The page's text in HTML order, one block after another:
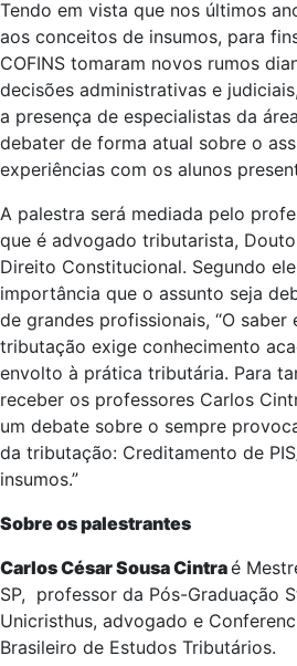
Tendo em vista que nos últimos
aos conceitos de insumos, para
COFINS tomaram novos rumos
decisões administrativas e
a presença de especialistas da
debater de forma atual sobre o
experiências com os alunos
A palestra será mediada pelo
que é advogado tributarista,
Direito Constitucional. Segundo
importância que o assunto seja
de grandes profissionais, “O
tributação exige conhecimento
envolto à prática tributária. Para
receber os professores Carlos
um debate sobre o sempre
da tributação: Creditamento de
insumos.”
Sobre os palestrantes
Carlos César Sousa Cintraé
SP, professor da Pós-Graduação
Unicristhus, advogado e
Brasileiro de Estudos Tributários.